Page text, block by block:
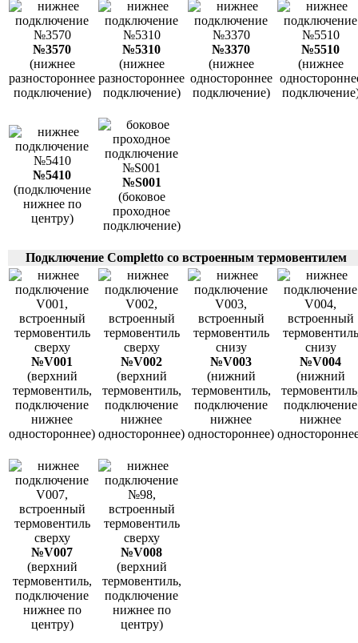
№3570
(нижнее
разностороннее
подключение)
№5310
(нижнее
разностороннее
подключение)
№3370
(нижнее
одностороннее
подключение)
№5510
(нижнее
№5410
(подключение
нижнее по
центру)
№S001
(боковое
проходное
подключение)
Подключение Completto со встроенным термовентилем
№V001
(верхний
термовентиль,
подключение
нижнее
одностороннее)
№V002
(верхний
термовентиль,
подключение
нижнее
одностороннее)
№V003
(нижний
термовентиль,
подключение
нижнее
одностороннее)
№V004
(нижний
подключение
нижнее
№V007
(верхний
термовентиль,
подключение
нижнее по
центру)
№V008
(верхний
термовентиль,
подключение
нижнее по
центру)